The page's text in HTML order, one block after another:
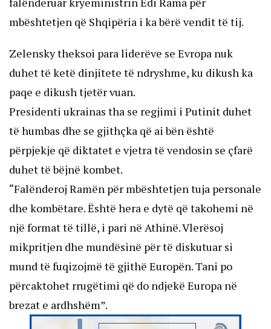
mbështetjen që Shqipëria i ka bërë vendit të tij.
Zelensky theksoi para liderëve se Evropa nuk
duhet të ketë dinjitete të ndryshme, ku dikush ka
paqe e dikush tjetër vuan.
Presidenti ukrainas tha se regjimi i Putinit duhet
të humbas dhe se gjithçka që ai bën është
përpjekje që diktatet e vjetra të vendosin se çfarë
duhet të bëjnë kombet.
“Falënderoj Ramën për mbështetjen tuja personale
dhe kombëtare. Është hera e dytë që takohemi në
një format të tillë, i pari në Athinë. Vlerësoj
mikpritjen dhe mundësinë për të diskutuar si
mund të fuqizojmë të gjithë Europën. Tani po
përcaktohet rrugëtimi që do ndjekë Europa në
brezat e ardhshëm”.